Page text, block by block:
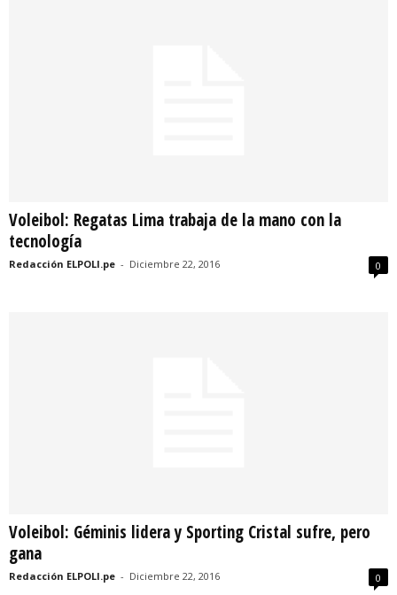
Voleibol: Regatas Lima trabaja de la mano con la
tecnología
Redacción ELPOLI.pe - Diciembre 22, 2016 0
Voleibol: Géminis lidera y Sporting Cristal sufre, pero
gana
Redacción ELPOLI.pe - Diciembre 22, 2016 0